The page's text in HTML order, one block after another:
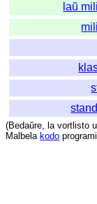
laŭ
(Bedaŭre, la vortlisto
Malbela kodo